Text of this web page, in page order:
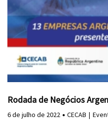
Rodada de Negócios
6 de julho de 2022 CECAB